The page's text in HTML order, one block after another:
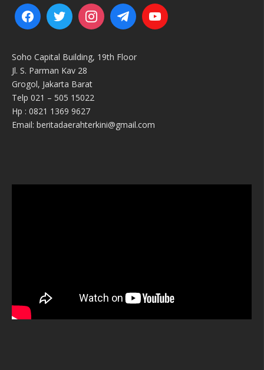
Soho Capital Building, 19th Floor
Jl. S. Parman Kav 28
Grogol, Jakarta Barat
Telp 021 – 505 15022
Hp : 0821 1369 9627
Email: beritadaerahterkini@gmail.com